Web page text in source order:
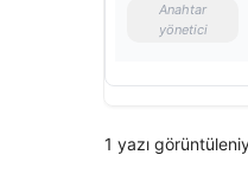
Anahtar
yönetici
1 yazı